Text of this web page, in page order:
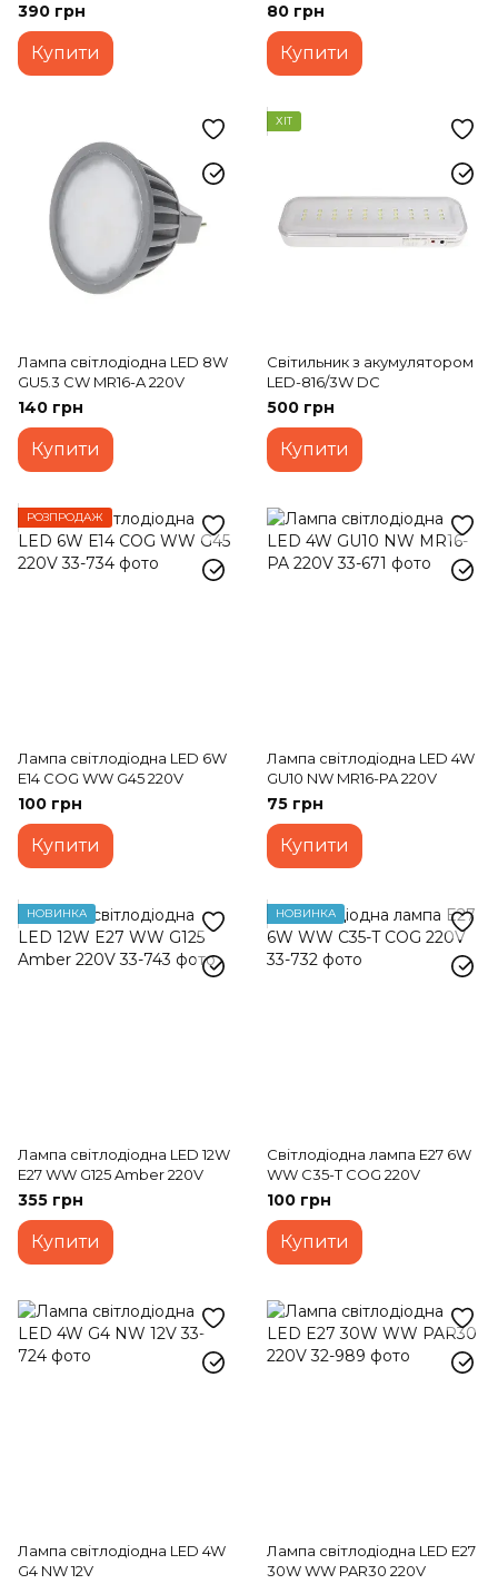
390 грн
Купити
80 грн
Купити
Лампа світлодіодна LED 8W
GU5.3 CW MR16-A 220V
140 грн
Купити
ХІТ
Світильник з акумулятором
LED-816/3W DC
500 грн
Купити
РОЗПРОДАЖ
Лампа світлодіодна LED 6W
Е14 COG WW G45 220V
100 грн
Купити
Лампа світлодіодна LED 4W
GU10 NW MR16-PA 220V
75 грн
Купити
НОВИНКА
Лампа світлодіодна LED 12W
E27 WW G125 Amber 220V
355 грн
Купити
НОВИНКА
Світлодіодна лампа E27 6W
WW C35-T COG 220V
100 грн
Купити
Лампа світлодіодна LED 4W
G4 NW 12V
Лампа світлодіодна LED E27
30W WW PAR30 220V